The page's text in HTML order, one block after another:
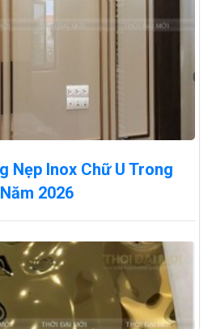
Nẹp Inox Chữ U Trong
2026